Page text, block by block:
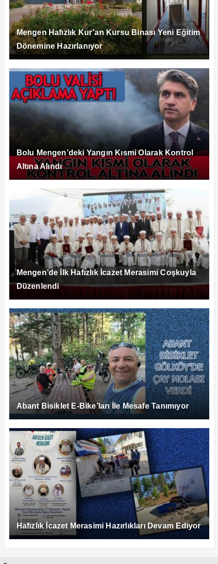
Mengen Hafızlık Kur’an Kursu Binası Yeni Eğitim
Dönemine Hazırlanıyor
Bolu Mengen’deki Yangın Kısmi Olarak Kontrol
Altına Alındı
Mengen’de İlk Hafızlık İcazet Merasimi Coşkuyla
Düzenlendi
Abant Bisiklet E-Bike’ları İle Mesafe Tanımıyor
Hafızlık İcazet Merasimi Hazırlıkları Devam Ediyor